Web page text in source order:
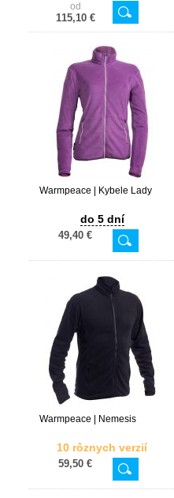
od
115,10 €
Warmpeace | Kybele Lady
do 5 dní
49,40 €
Warmpeace | Nemesis
10 rôznych verzií
59,50 €